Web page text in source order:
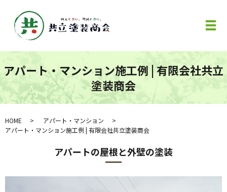
メ
アパート・マンション施工例 | 有限会社共立
塗装商会
HOME
アパート・マンション
アパート・マンション施工例 | 有限会社共立塗装商会
アパートの屋根と外壁の塗装